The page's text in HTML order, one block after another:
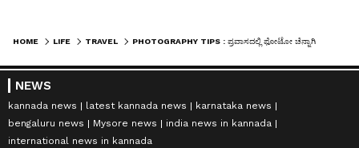
HOME LIFE TRAVEL
NEWS
kannada news latest kannada news
karnataka news
bengaluru news
Mysore news
india news in kannada
international news in kannada